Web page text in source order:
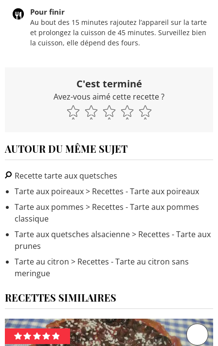
Pour finir
Au bout des 15 minutes rajoutez l’appareil sur la tarte
et prolongez la cuisson de 45 minutes. Surveillez bien
la cuisson, elle dépend des fours.
C'est terminé
Avez-vous aimé cette recette ?
AUTOUR DU MÊME SUJET
Recette tarte aux quetsches
Tarte aux poireaux> Recettes - Tarte aux poireaux
Tarte aux pommes > Recettes - Tarte aux pommes
classique
Tarte aux quetsches alsacienne> Recettes - Tarte aux
prunes
Tarte au citron > Recettes - Tarte au citron sans
meringue
RECETTES SIMILAIRES